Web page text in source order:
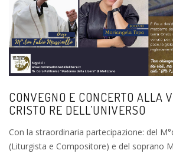
CONVEGNO E CONCERTO ALLA
CRISTO RE DELL’UNIVERSO
Con la straordinaria partecipazione: del
(Liturgista e Compositore) e del soprano